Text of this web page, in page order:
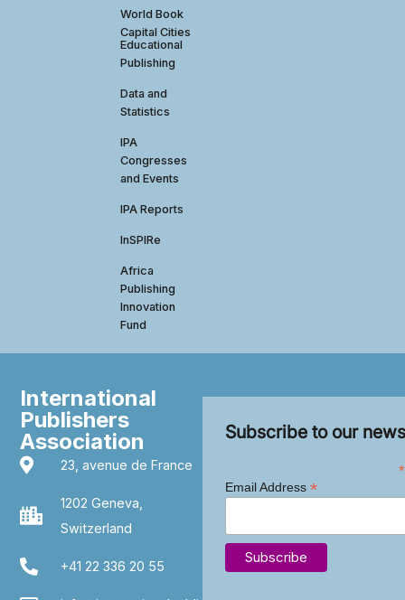
World Book
Capital Cities
Educational
Publishing
Data and
Statistics
IPA
Congresses
and Events
IPA Reports
InSPIRe
Africa
Publishing
Innovation
Fund
International
Publishers
Association
23, avenue de France
1202 Geneva,
Switzerland
+41 22 336 20 55
Subscribe to our
*
Email Address *